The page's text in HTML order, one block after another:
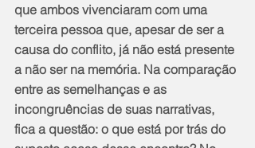
que ambos vivenciaram com uma
terceira pessoa que, apesar de ser a
causa do conflito, já não está presente
a não ser na memória. Na comparação
entre as semelhanças e as
incongruências de suas narrativas,
fica a questão: o que está por trás do